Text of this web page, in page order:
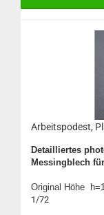
Arbeitspodest,
Detailliertes
Messingblech
Original Höhe
1/72